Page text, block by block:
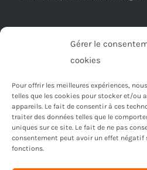
Gérer le
cookies
Pour offrir les meilleures expériences,
telles que les cookies pour stocker et/ou
appareils. Le fait de consentir à ces
traiter des données telles que le
uniques sur ce site. Le fait de ne pas
consentement peut avoir un effet
fonctions.